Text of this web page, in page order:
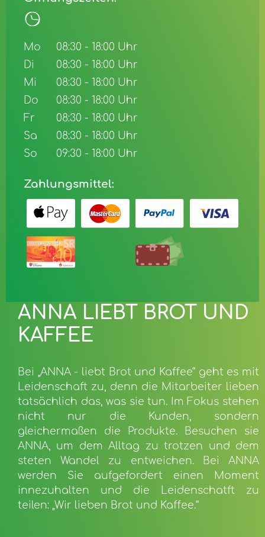
Mo
08:30 - 18:00 Uhr
Di
08:30 - 18:00 Uhr
Mi
08:30 - 18:00 Uhr
Do
08:30 - 18:00 Uhr
Fr
08:30 - 18:00 Uhr
Sa
08:30 - 18:00 Uhr
So
09:30 - 18:00 Uhr
Zahlungsmittel:
ANNA LIEBT BROT UND
KAFFEE
Bei „ANNA - liebt Brot und Kaffee“ geht es mit
Leidenschaft zu, denn die Mitarbeiter lieben
tatsächlich das, was sie tun. Im Fokus stehen
nicht nur die Kunden, sondern
gleichermaßen die Produkte. Besuchen sie
ANNA, um dem Alltag zu trotzen und dem
steten Wandel zu entweichen. Bei ANNA
werden Sie aufgefordert einen Moment
innezuhalten und die Leidenschatft zu
teilen: „Wir lieben Brot und Kaffee.“